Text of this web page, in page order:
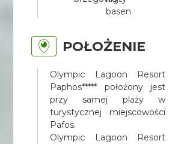
basen
POŁOŻENIE
Olympic Lagoon Resort
Paphos***** położony jest
przy samej plaży w
turystycznej miejscowości
Pafos.
Olympic Lagoon Resort